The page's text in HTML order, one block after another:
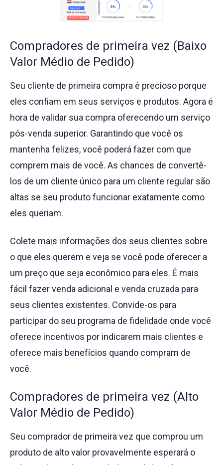
Compradores de primeira vez (Baixo
Valor Médio de Pedido)
Seu cliente de primeira compra é precioso porque
eles confiam em seus serviços e produtos. Agora é
hora de validar sua compra oferecendo um serviço
pós-venda superior. Garantindo que você os
mantenha felizes, você poderá fazer com que
comprem mais de você. As chances de convertê-
los de um cliente único para um cliente regular são
altas se seu produto funcionar exatamente como
eles queriam.
Colete mais informações dos seus clientes sobre
o que eles querem e veja se você pode oferecer a
um preço que seja econômico para eles. É mais
fácil fazer venda adicional e venda cruzada para
seus clientes existentes. Convide-os para
participar do seu programa de fidelidade onde você
oferece incentivos por indicarem mais clientes e
oferece mais benefícios quando compram de
você.
Compradores de primeira vez (Alto
Valor Médio de Pedido)
Seu comprador de primeira vez que comprou um
produto de alto valor provavelmente esperará o